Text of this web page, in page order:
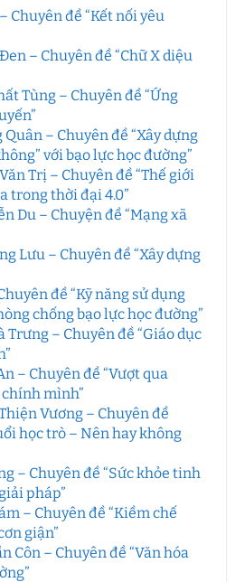
Chuyên đề “Kết nối yêu
– Chuyên đề “Chữ X diệu
Tùng – Chuyên đề “Ứng
– Chuyên đề “Xây dựng
với bạo lực học đường”
Trị – Chuyên đề “Thế giới
trong thời đại 4.0”
Du – Chuyện đề “Mạng xã
Lưu – Chuyên đề “Xây dựng
đề “Kỹ năng sử dụng
chống bạo lực học đường”
Trưng – Chuyên đề “Giáo dục
– Chuyên đề “Vượt qua
mình”
Vương – Chuyên đề
học trò – Nên hay không
– Chuyên đề “Sức khỏe tinh
pháp”
– Chuyên đề “Kiềm chế
giận”
Côn – Chuyên đề “Văn hóa